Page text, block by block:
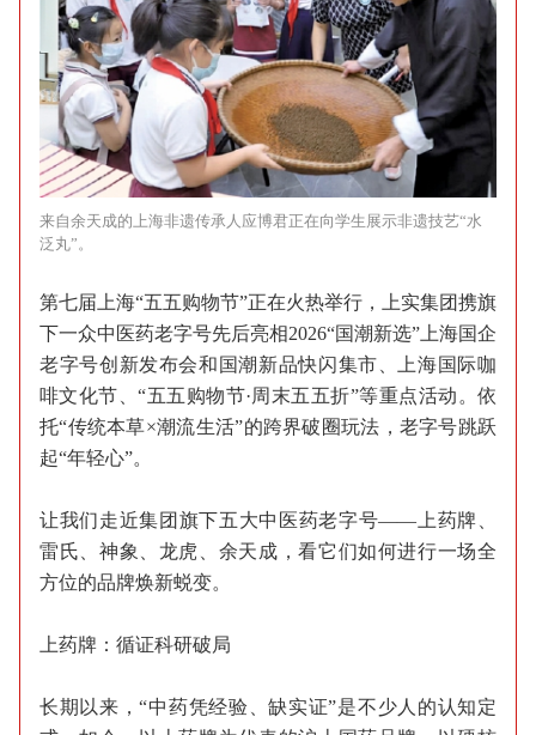
来自余天成的上海非遗传承人应博君正在向学生展示非遗技艺“水
泛丸”。
第七届上海“五五购物节”正在火热举行，上实集团携旗
下一众中医药老字号先后亮相2026“国潮新选”上海国企
老字号创新发布会和国潮新品快闪集市、上海国际咖
啡文化节、“五五购物节·周末五五折”等重点活动。依
托“传统本草×潮流生活”的跨界破圈玩法，老字号跳跃
起“年轻心”。
让我们走近集团旗下五大中医药老字号——上药牌、
雷氏、神象、龙虎、余天成，看它们如何进行一场全
方位的品牌焕新蜕变。
上药牌：循证科研破局
长期以来，“中药凭经验、缺实证”是不少人的认知定